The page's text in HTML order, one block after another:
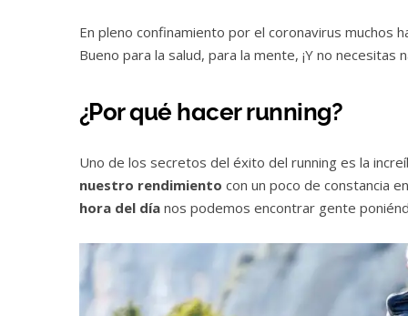
En pleno confinamiento por el coronavirus muchos
Bueno para la salud, para la mente, ¡Y no necesitas
¿Por qué hacer running?
Uno de los secretos del éxito del running es la
nuestro rendimiento con un poco de constancia
hora del día nos podemos encontrar gente